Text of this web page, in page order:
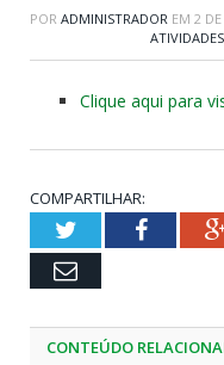
POR ADMINISTRADOR EM 2
Clique aqui para
COMPARTILHAR:
Twitter
Email
CONTEÚDO